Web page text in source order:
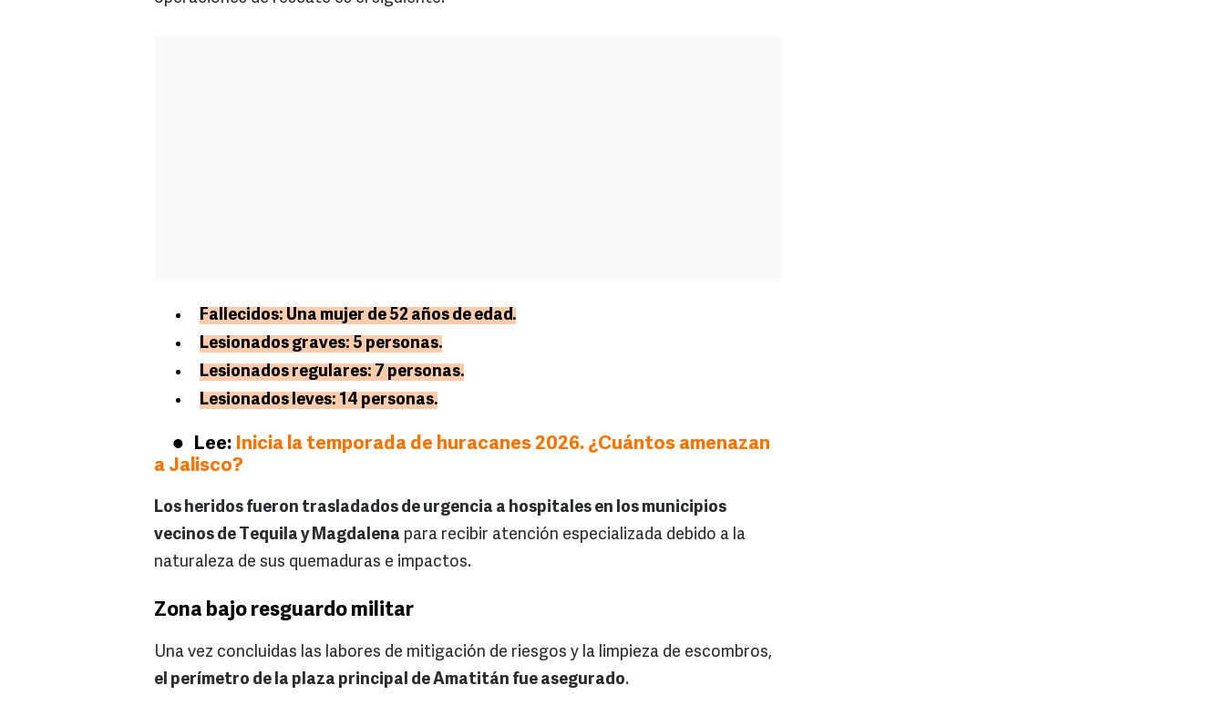
Fallecidos: Una mujer de 52 años de edad.
Lesionados graves: 5 personas.
Lesionados regulares: 7 personas.
Lesionados leves: 14 personas.
Lee: Inicia la temporada de huracanes 2026. ¿Cuántos amenazan
a Jalisco?
Los heridos fueron trasladados de urgencia a hospitales en los municipios
vecinos de Tequila y Magdalena para recibir atención especializada debido a la
naturaleza de sus quemaduras e impactos.
Zona bajo resguardo militar
Una vez concluidas las labores de mitigación de riesgos y la limpieza de escombros,
el perímetro de la plaza principal de Amatitán fue asegurado.